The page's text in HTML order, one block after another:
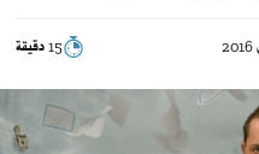
15 دقيقة